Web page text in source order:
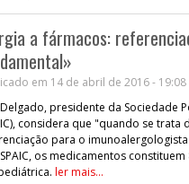
a fármacos:
em 14 de abril de 2016 - 19:08
presidente da Sociedade
considera que "quando se
para o
os medicamentos
ler mais...